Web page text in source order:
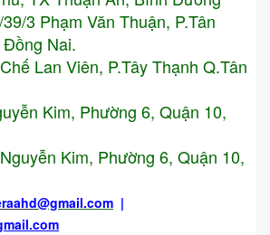
3 Phạm Văn Thuận, P.Tân
Nai.
Lan Viên, P.Tây Thạnh Q.Tân
Kim, Phường 6, Quận 10,
Kim, Phường 6, Quận 10,
@gmail.com |